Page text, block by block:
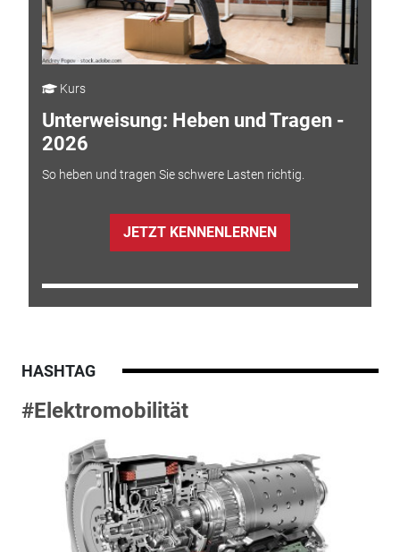
Kurs
Unterweisung: Heben und Tragen -
2026
So heben und tragen Sie schwere Lasten richtig.
JETZT KENNENLERNEN
HASHTAG
#Elektromobilität